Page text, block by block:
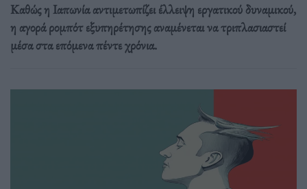
Καθώς η Ιαπωνία αντιμετωπίζει έλλειψη εργατικού δυναμικού,
η αγορά ρομπότ εξυπηρέτησης αναμένεται να τριπλασιαστεί
μέσα στα επόμενα πέντε χρόνια.